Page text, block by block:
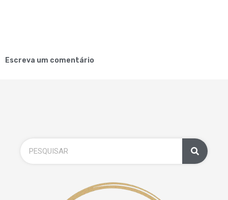
Escreva um comentário